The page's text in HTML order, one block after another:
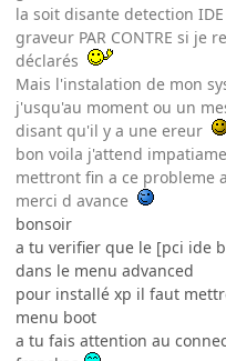
la soit disante detection
graveur PAR CONTRE si je
déclarés
Mais l'instalation de mon
j'usqu'au moment ou un
disant qu'il y a une ereur
bon voila j'attend
mettront fin a ce probleme
merci d avance
bonsoir
a tu verifier que le [pci ide
dans le menu advanced
pour installé xp il faut
menu boot
a tu fais attention au